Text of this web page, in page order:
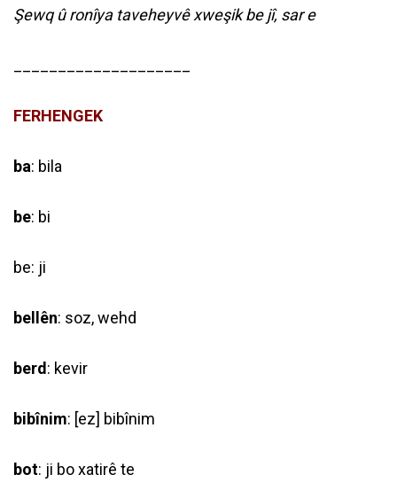
Şewq û ronîya taveheyvê xweşik be jî, sar e
FERHENGEK
ba: bila
be: bi
be: ji
bellên: soz, wehd
berd : kevir
bibînim: [ez] bibînim
bot: ji bo xatirê te